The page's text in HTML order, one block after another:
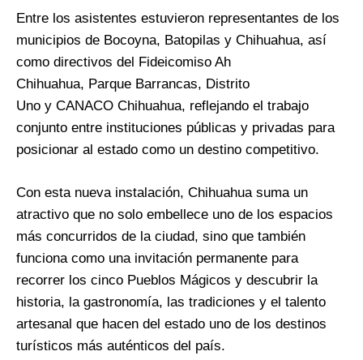
Entre los asistentes estuvieron representantes de los
municipios de Bocoyna, Batopilas y Chihuahua, así
como directivos del Fideicomiso Ah
Chihuahua, Parque Barrancas, Distrito
Uno y CANACO Chihuahua, reflejando el trabajo
conjunto entre instituciones públicas y privadas para
posicionar al estado como un destino competitivo.
Con esta nueva instalación, Chihuahua suma un
atractivo que no solo embellece uno de los espacios
más concurridos de la ciudad, sino que también
funciona como una invitación permanente para
recorrer los cinco Pueblos Mágicos y descubrir la
historia, la gastronomía, las tradiciones y el talento
artesanal que hacen del estado uno de los destinos
turísticos más auténticos del país.